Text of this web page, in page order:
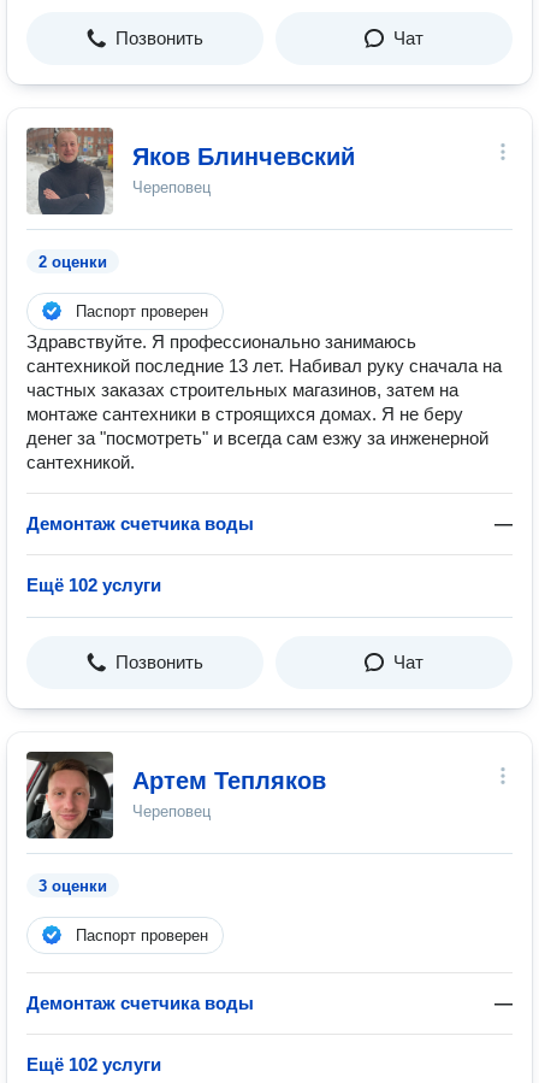
Позвонить Чат
Яков Блинчевский
Череповец
2 оценки
Паспорт проверен
Здравствуйте. Я профессионально занимаюсь
сантехникой последние 13 лет. Набивал руку сначала на
частных заказах строительных магазинов, затем на
монтаже сантехники в строящихся домах. Я не беру
денег за "посмотреть" и всегда сам езжу за инженерной
сантехникой.
Демонтаж счетчика воды —
Ещё 102 услуги
Позвонить Чат
Артем Тепляков
Череповец
3 оценки
Паспорт проверен
Демонтаж счетчика воды —
Ещё 102 услуги